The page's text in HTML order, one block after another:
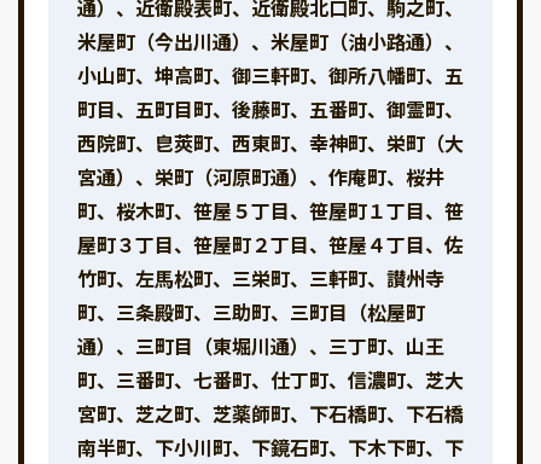
通）、近衛殿表町、近衛殿北口町、駒之町、
米屋町（今出川通）、米屋町（油小路通）、
小山町、坤高町、御三軒町、御所八幡町、五
町目、五町目町、後藤町、五番町、御霊町、
西院町、皀莢町、西東町、幸神町、栄町（大
宮通）、栄町（河原町通）、作庵町、桜井
町、桜木町、笹屋５丁目、笹屋町１丁目、笹
屋町３丁目、笹屋町２丁目、笹屋４丁目、佐
竹町、左馬松町、三栄町、三軒町、讃州寺
町、三条殿町、三助町、三町目（松屋町
通）、三町目（東堀川通）、三丁町、山王
町、三番町、七番町、仕丁町、信濃町、芝大
宮町、芝之町、芝薬師町、下石橋町、下石橋
南半町、下小川町、下鏡石町、下木下町、下